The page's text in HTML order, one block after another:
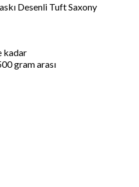
Desenli Tuft Saxony
kadar
gram arası